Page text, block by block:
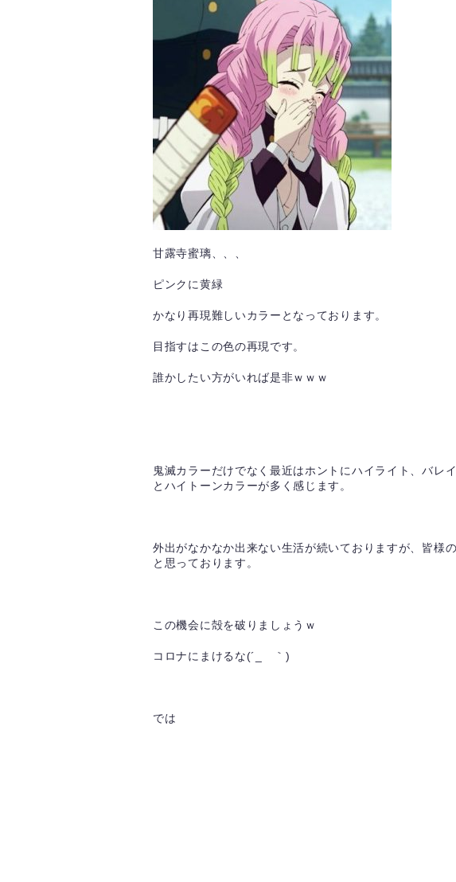
甘露寺蜜璃、、、
ピンクに黄緑
かなり再現難しいカラーとなっております。
目指すはこの色の再現です。
誰かしたい方がいれば是非ｗｗｗ
鬼滅カラーだけでなく最近はホントにハイライト、バレ
とハイトーンカラーが多く感じます。
外出がなかなか出来ない生活が続いておりますが、皆様
と思っております。
この機会に殻を破りましょうｗ
コロナにまけるな(´_ゝ｀)
では